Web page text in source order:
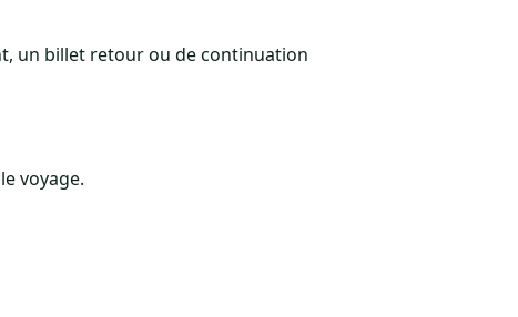
un billet retour ou de continuation
voyage.